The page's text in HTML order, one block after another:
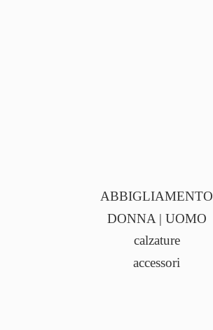
ABBIGLIAMENTO
DONNA | UOMO
calzature
accessori